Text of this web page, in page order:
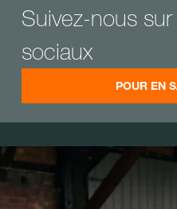
Suivez-nous
sociaux
POUR EN